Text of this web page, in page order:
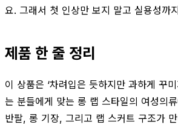
요. 그래서 첫 인상만 보지 말고 실용성까
제품 한 줄 정리
이 상품은 ‘차려입은 듯하지만 과하게 꾸
는 분들에게 맞는 롱 랩 스타일의 여성의
반팔, 롱 기장, 그리고 랩 스커트 구조가